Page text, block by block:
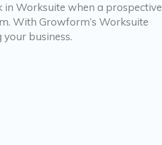
in Worksuite when a prospective
With Growform’s Worksuite
business.